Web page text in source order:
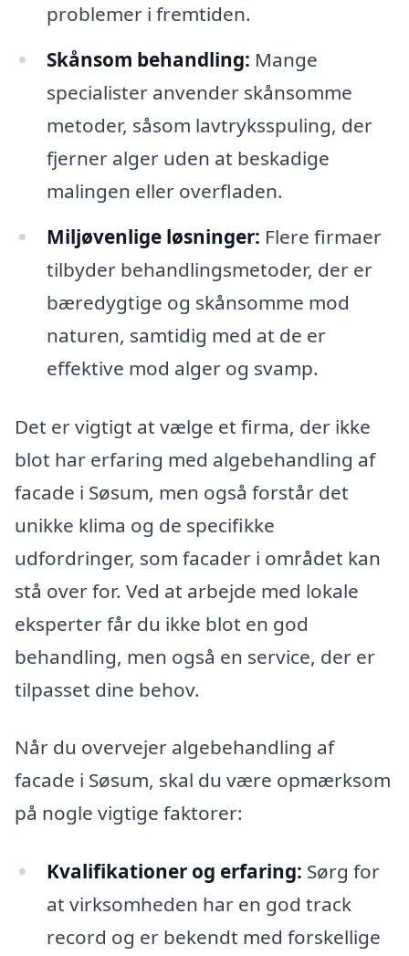
problemer i fremtiden.
Skånsom behandling: Mange
specialister anvender skånsomme
metoder, såsom lavtryksspuling, der
fjerner alger uden at beskadige
malingen eller overfladen.
Miljøvenlige løsninger: Flere firmaer
tilbyder behandlingsmetoder, der er
bæredygtige og skånsomme mod
naturen, samtidig med at de er
effektive mod alger og svamp.
Det er vigtigt at vælge et firma, der ikke
blot har erfaring med algebehandling af
facade i Søsum, men også forstår det
unikke klima og de specifikke
udfordringer, som facader i området kan
stå over for. Ved at arbejde med lokale
eksperter får du ikke blot en god
behandling, men også en service, der er
tilpasset dine behov.
Når du overvejer algebehandling af
facade i Søsum, skal du være opmærksom
på nogle vigtige faktorer:
Kvalifikationer og erfaring: Sørg for
at virksomheden har en god track
record og er bekendt med forskellige